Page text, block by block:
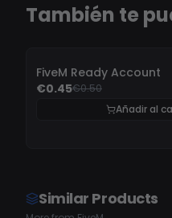
También te
FiveM Ready Account
€0.45€0.50
Añadir al
Similar Products